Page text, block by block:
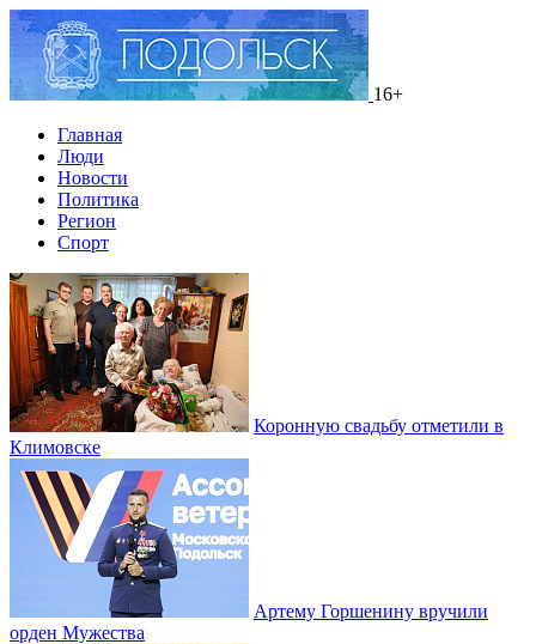
16+
Главная
Люди
Новости
Политика
Регион
Спорт
Коронную свадьбу отметили в
Климовске
Артему Горшенину вручили
орден Мужества